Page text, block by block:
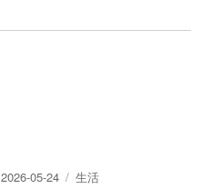
2026-05-24
カ
生活